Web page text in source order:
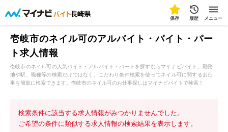
長崎県
保存 履歴 メニュー
壱岐市のネイル可のアルバイト・バイト・パー
ト求人情報
壱岐市のネイル可の人気バイト・アルバイト・パートを探すならマイナビバイト。勤務
地や駅、職種等の検索だけではなく、こだわり条件検索を使ってネイル可に関するお仕
事を簡単に検索できます。壱岐市のネイル可のお仕事探しはマイナビバイトで検索！
検索条件に該当する求人情報がみつかりませんでした。
ご希望の条件に類似する求人情報の検索結果を表示します。